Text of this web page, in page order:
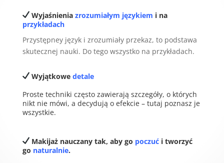
Wyjaśnienia zrozumiałym językiem i na
przykładach
Przystępney język i zrozumiały przekaz, to podstawa
skutecznej nauki. Do tego wszystko na przykładach.
Wyjątkowe detale
Proste techniki często zawierają szczegóły, o których
nikt nie mówi, a decydują o efekcie – tutaj poznasz je
wszystkie.
Makijaż nauczany tak, aby go poczući tworzyć
go naturalnie.